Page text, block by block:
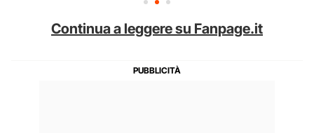
Continua a leggere su Fanpage.it